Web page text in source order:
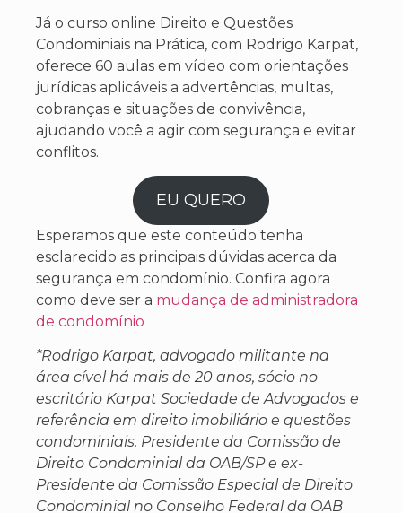
Já o curso online Direito e Questões
Condominiais na Prática, com Rodrigo Karpat,
oferece 60 aulas em vídeo com orientações
jurídicas aplicáveis a advertências, multas,
cobranças e situações de convivência,
ajudando você a agir com segurança e evitar
conflitos.
EU QUERO
Esperamos que este conteúdo tenha
esclarecido as principais dúvidas acerca da
segurança em condomínio. Confira agora
como deve ser a mudança de administradora
de condomínio
*Rodrigo Karpat, advogado militante na
área cível há mais de 20 anos, sócio no
escritório Karpat Sociedade de Advogados e
referência em direito imobiliário e questões
condominiais. Presidente da Comissão de
Direito Condominial da OAB/SP e ex-
Presidente da Comissão Especial de Direito
Condominial no Conselho Federal da OAB